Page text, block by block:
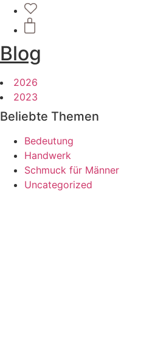
Blog
2026
2023
Beliebte Themen
Bedeutung
Handwerk
Schmuck für Männer
Uncategorized